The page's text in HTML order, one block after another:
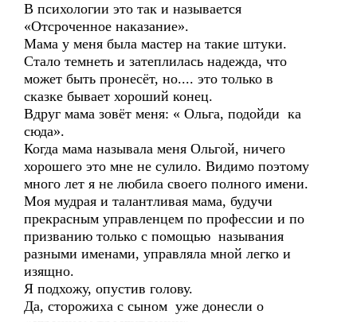
В психологии это так и называется
«Отсроченное наказание».
Мама у меня была мастер на такие штуки.
Стало темнеть и затеплилась надежда, что
может быть пронесёт, но.... это только в
сказке бывает хороший конец.
Вдруг мама зовёт меня: « Ольга, подойди ка
сюда».
Когда мама называла меня Ольгой, ничего
хорошего это мне не сулило. Видимо поэтому
много лет я не любила своего полного имени.
Моя мудрая и талантливая мама, будучи
прекрасным управленцем по профессии и по
призванию только с помощью называния
разными именами, управляла мной легко и
изящно.
Я подхожу, опустив голову.
Да, сторожиха с сыном уже донесли о